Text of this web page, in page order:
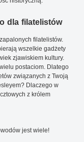
dla filatelistów
filatelistów.
wszelkie gadżety
zjawiskiem kultury.
postaciom. Dlatego
związanych z Twoją
Dlaczego w
z królem
jest wiele!